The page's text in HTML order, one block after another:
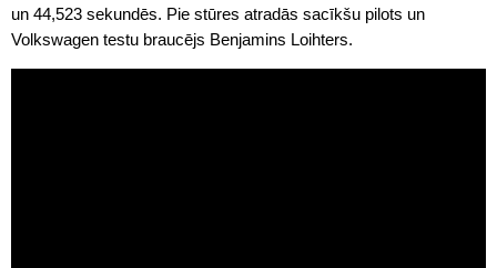
un 44,523 sekundēs. Pie stūres atradās sacīkšu pilots un
Volkswagen testu braucējs Benjamins Loihters.